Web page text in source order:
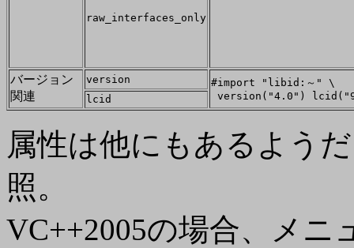
raw_interfaces_only
バージョン
関連
version
#import "libid:～" \
version("4.0")
lcid
属性は他にもあるよう
照。
VC++2005の場合、メニ